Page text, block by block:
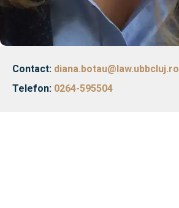
Contact: diana.botau@law.ubbcluj.ro
Telefon: 0264-595504